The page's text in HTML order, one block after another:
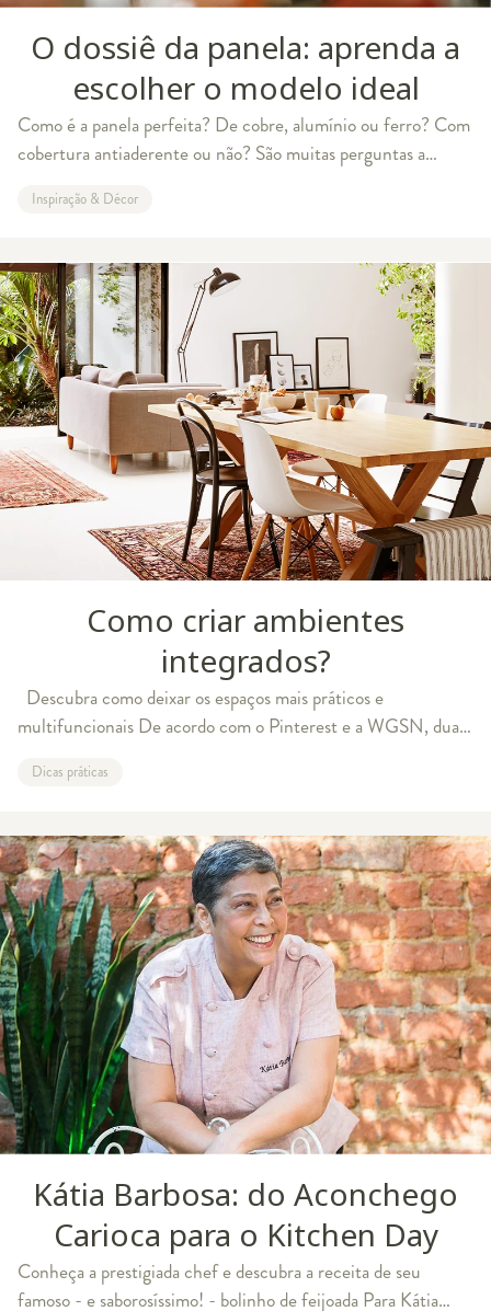
O dossiê da panela: aprenda a
escolher o modelo ideal
Como é a panela perfeita? De cobre, alumínio ou ferro? Com
cobertura antiaderente ou não? São muitas perguntas a
para a sua cozinha. Para facil
Inspiração & Décor
Como criar ambientes
integrados?
Descubra como deixar os espaços mais práticos e
multifuncionais De acordo com o Pinterest e a WGSN, duas
ambientes integrados - aquele
Dicas práticas
Kátia Barbosa: do Aconchego
Carioca para o Kitchen Day
Conheça a prestigiada chef e descubra a receita de seu
famoso - e saborosíssimo! - bolinho de feijoada Para Kátia